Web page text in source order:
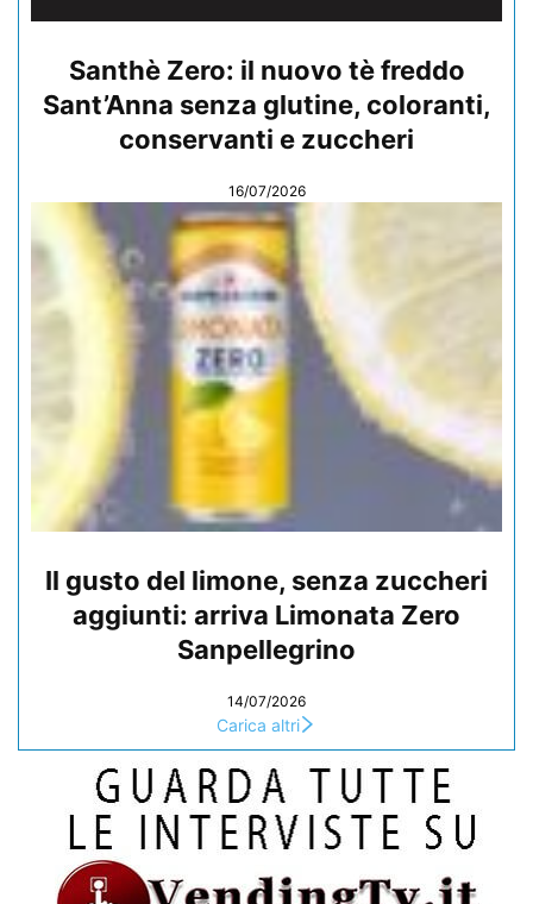
Santhè Zero: il nuovo tè freddo
Sant’Anna senza glutine, coloranti,
conservanti e zuccheri
16/07/2026
Il gusto del limone, senza zuccheri
aggiunti: arriva Limonata Zero
Sanpellegrino
14/07/2026
Carica altri